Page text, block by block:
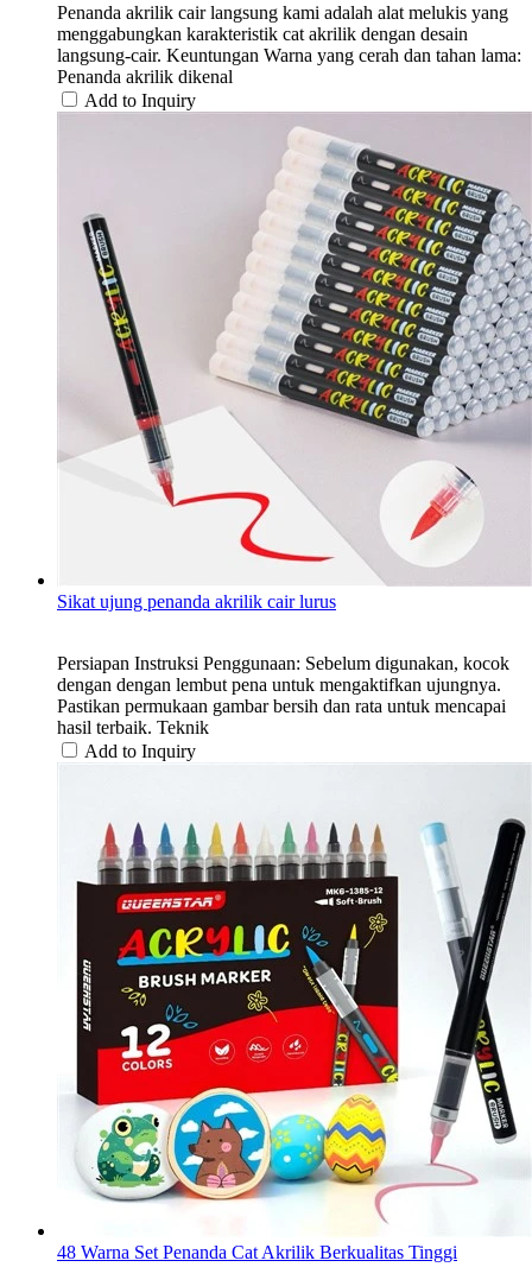
Penanda akrilik cair langsung kami adalah alat melukis yang
menggabungkan karakteristik cat akrilik dengan desain
langsung-cair. Keuntungan Warna yang cerah dan tahan lama:
Penanda akrilik dikenal
Add to Inquiry
Sikat ujung penanda akrilik cair lurus
Persiapan Instruksi Penggunaan: Sebelum digunakan, kocok
dengan dengan lembut pena untuk mengaktifkan ujungnya.
Pastikan permukaan gambar bersih dan rata untuk mencapai
hasil terbaik. Teknik
Add to Inquiry
48 Warna Set Penanda Cat Akrilik Berkualitas Tinggi